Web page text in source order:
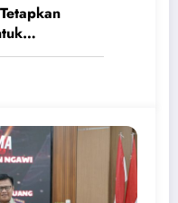
Hak